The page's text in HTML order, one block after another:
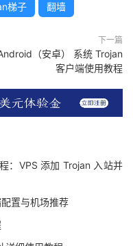
梯子 翻墙
下一篇
（安卓） 系统 Trojan
客户端使用教程
：VPS 添加 Trojan 入站并
置与机场推荐